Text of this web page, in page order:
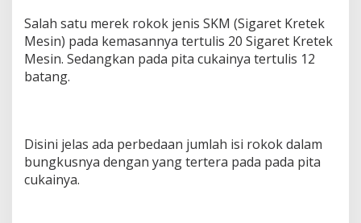
Salah satu merek rokok jenis SKM (Sigaret Kretek
Mesin) pada kemasannya tertulis 20 Sigaret Kretek
Mesin. Sedangkan pada pita cukainya tertulis 12
batang.
Disini jelas ada perbedaan jumlah isi rokok dalam
bungkusnya dengan yang tertera pada pada pita
cukainya.